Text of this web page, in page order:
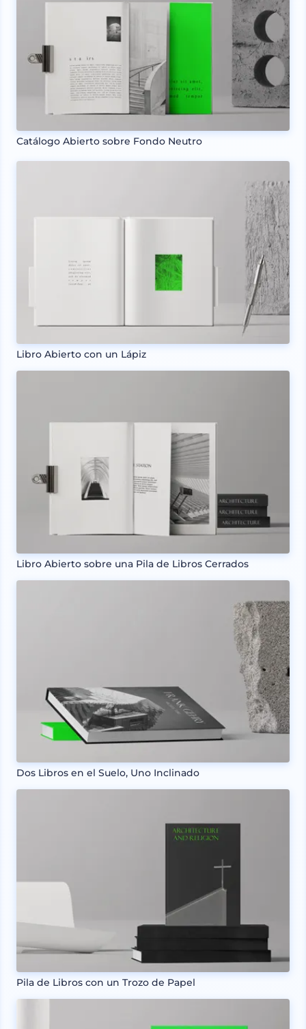
Catálogo Abierto sobre Fondo Neutro
Libro Abierto con un Lápiz
Libro Abierto sobre una Pila de Libros Cerrados
Dos Libros en el Suelo, Uno Inclinado
Pila de Libros con un Trozo de Papel